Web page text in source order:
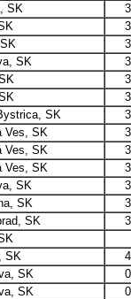
SK
SK
SK
Ves, SK
Ves, SK
Ves, SK
SK
SK
SK
SK
SK
SK